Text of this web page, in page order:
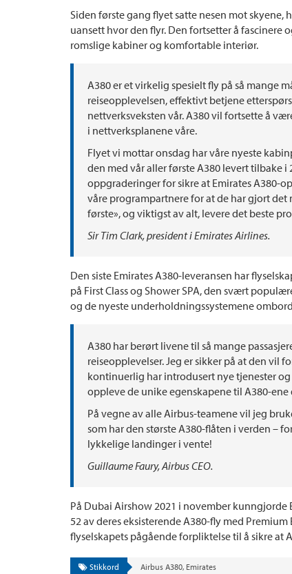
Siden første gang flyet satte nesen mot skyene,
uansett hvor den flyr. Den fortsetter å fascinere
romslige kabiner og komfortable interiør.
A380 er et virkelig spesielt fly på så mange
reiseopplevelsen, effektivt betjene
nettverksveksten vår. A380 vil fortsette å
i nettverksplanene våre.
Flyet vi mottar onsdag har våre nyeste
den med vår aller første A380 levert tilbake
oppgraderinger for sikre at Emirates A380-
våre programpartnere for at de har gjort
første», og viktigst av alt, levere det beste
Sir Tim Clark, president i Emirates Airlines.
Den siste Emirates A380-leveransen har
på First Class og Shower SPA, den svært
og de nyeste underholdningssystemene
A380 har berørt livene til så mange
reiseopplevelser. Jeg er sikker på at den vil
kontinuerlig har introdusert nye tjenester
oppleve de unike egenskapene til A380-ene
På vegne av alle Airbus-teamene vil jeg
som har den største A380-flåten i verden –
lykkelige landinger i vente!
Guillaume Faury, Airbus CEO.
På Dubai Airshow 2021 i november
52 av deres eksisterende A380-fly med
flyselskapets pågående forpliktelse til å sikre at
Stikkord Airbus A380, Emirates